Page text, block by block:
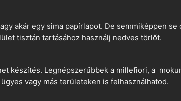
akár egy sima papírlapot. De semmiképpen
tisztán tartásához használj nedves törlőt.
készítés. Legnépszerűbbek a millefiori, a
vagy más területeken is felhasználhatod.